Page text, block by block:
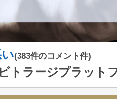
(383件のコメント件)
トラージプラット